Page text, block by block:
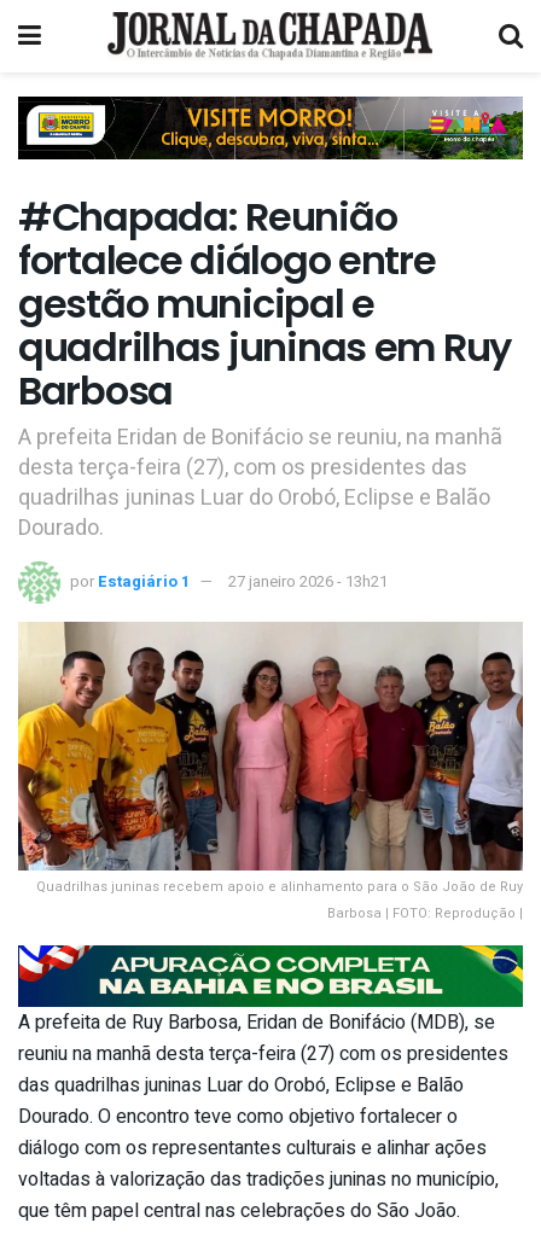
#Chapada: Reunião
fortalece diálogo entre
gestão municipal e
quadrilhas juninas em Ruy
Barbosa
A prefeita Eridan de Bonifácio se reuniu, na manhã
desta terça-feira (27), com os presidentes das
quadrilhas juninas Luar do Orobó, Eclipse e Balão
Dourado.
por Estagiário 1 27 janeiro 2026 - 13h21
Quadrilhas juninas recebem apoio e alinhamento para o São João de Ruy
Barbosa | FOTO: Reprodução |
A prefeita de Ruy Barbosa, Eridan de Bonifácio (MDB), se
reuniu na manhã desta terça-feira (27) com os presidentes
das quadrilhas juninas Luar do Orobó, Eclipse e Balão
Dourado. O encontro teve como objetivo fortalecer o
diálogo com os representantes culturais e alinhar ações
voltadas à valorização das tradições juninas no município,
que têm papel central nas celebrações do São João.